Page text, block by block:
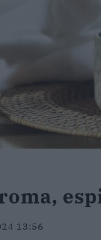
13:56